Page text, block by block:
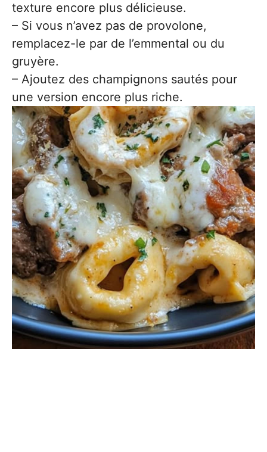
texture encore plus délicieuse.
– Si vous n’avez pas de provolone,
remplacez-le par de l’emmental ou du
gruyère.
– Ajoutez des champignons sautés pour
une version encore plus riche.